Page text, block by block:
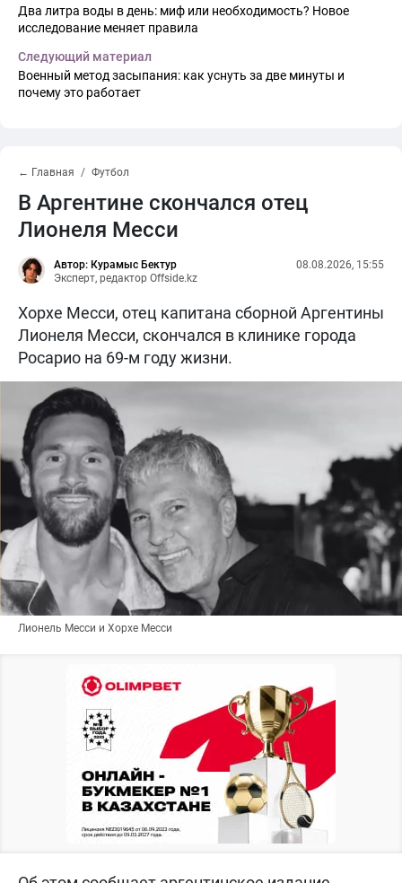
Два литра воды в день: миф или необходимость? Новое
исследование меняет правила
Следующий материал
Военный метод засыпания: как уснуть за две минуты и
почему это работает
← Главная Футбол
В Аргентине скончался отец
Лионеля Месси
Автор: Курамыс Бектур
Эксперт, редактор Offside.kz
08.08.2026, 15:55
Хорхе Месси, отец капитана сборной Аргентины
Лионеля Месси, скончался в клинике города
Росарио на 69-м году жизни.
Лионель Месси и Хорхе Месси